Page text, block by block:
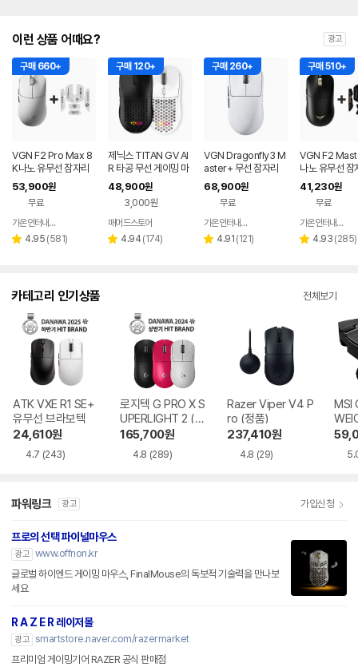
이런 상품 어때요? 광고
구매 660+
VGN F2 Pro Max 8
K나노 유무선 잠자리
게이밍 마우스 화이트
53,900원
무료
페이
가온인터내셔날
별 4.95 리
(581)
구매 120+
제닉스 TITAN GV AI
R 타공 무선 게이밍 마
우스
48,900원
3,000원
매머드스토어
별 4.94 리
(174)
구매 260+
VGN Dragonfly3 M
aster+ 무선 잠자리
게이밍 마우스+젠더
화이트
68,900원
무료
가온인터내셔날
별 4.91 리
(121)
구매 510+
VGN F2
나노 유무선 잠
이밍 마우스+
프 블랙
41,230원
무료
가온인터내셔날
별 4.93 리
(285)
카테고리 인기상품 전체보기
ATK VXE R1 SE+
유무선 브라보텍
24,610원
4.7 (243)
로지텍 G PRO X S
UPERLIGHT 2 (정
품)
165,700원
4.8 (289)
Razer Viper V4 P
ro (정품)
237,410원
4.8 (29)
MSI
SS
파워링크 광고 가입신청
프로의 선택 파이널마우스
광고 www.offnon.kr
글로벌 하이엔드 게이밍 마우스, FinalMouse의 독보적 기술력을 만나보
세요
R A Z E R 레이저몰
광고 smartstore.naver.com/razermarket
프리미엄 게이밍기어 RAZER 공식 판매점